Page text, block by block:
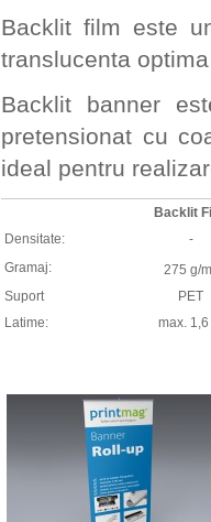
Backlit film este
translucenta
Backlit banner
pretensionat cu
ideal pentru
Backlit
Densitate:
-
Gramaj:
275 g/m
Suport
PET
Latime:
max. 1,6